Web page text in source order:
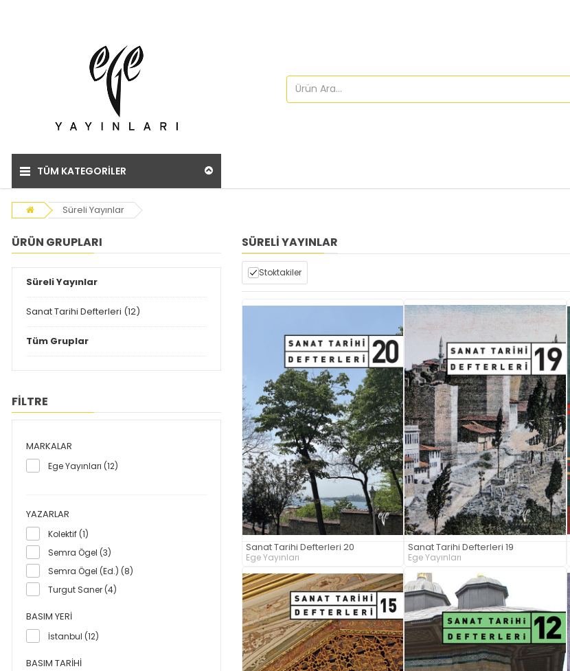
TÜM KATEGORİLER
Süreli Yayınlar
ÜRÜN GRUPLARI
Süreli Yayınlar
Sanat Tarihi Defterleri (12)
Tüm Gruplar
FİLTRE
MARKALAR
Ege Yayınları (12)
YAZARLAR
Kolektif (1)
Semra Ögel (3)
Semra Ögel (Ed.) (8)
Turgut Saner (4)
BASIM YERI
İstanbul (12)
BASIM TARIHI
SÜRELI YAYINLAR
Stoktakiler
Sanat Tarihi Defterleri 20
Ege Yayınları
Sanat Tarihi Defterleri 19
Ege Yayınları